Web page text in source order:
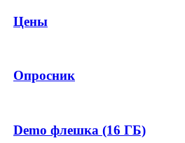
Цены
Опросник
Demo флешка (16 ГБ)